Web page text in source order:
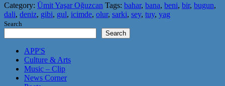
Category: Ümit Yaşar Oğuzcan Tags: bahar, bana, beni, bir, bugun,
dali, deniz, gibi, gul, icimde, olur, sarki, sey, tuy, yag
Search
Search
APP'S
Culture & Arts
Music – Clip
News Corner